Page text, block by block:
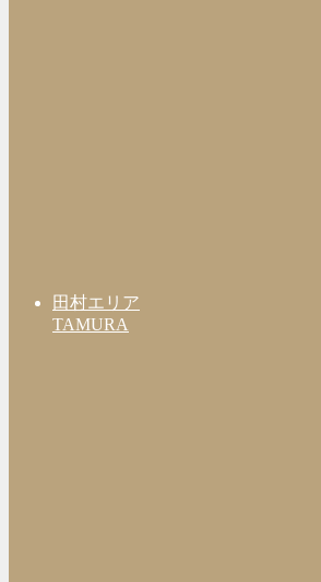
田村エリア
TAMURA